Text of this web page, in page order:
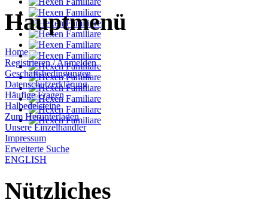
Hauptmenü
Home
Registrieren / Anmelden
Geschäftsbedingungen
Datenschutzerklärung
Häufige Fragen
Halbedelsteine
Zum Herunterladen
Unsere Einzelhändler
Impressum
Erweiterte Suche
ENGLISH
Nützliches